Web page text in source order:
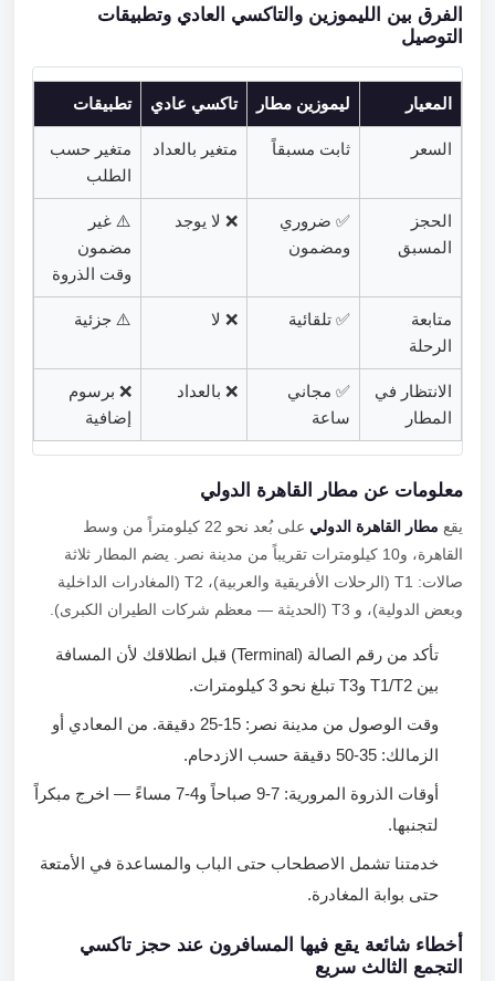
الفرق بين الليموزين والتاكسي العادي وتطبيقات
التوصيل
المعيار ليموزين مطار تاكسي عادي تطبيقات
السعر ثابت مسبقاً متغير بالعداد
متغير حسب
الطلب
الحجز
المسبق
✅ ضروري
ومضمون
❌ لا يوجد
⚠️ غير
مضمون
وقت الذروة
متابعة
الرحلة
✅ تلقائية ❌ لا ⚠️ جزئية
الانتظار في
المطار
✅ مجاني
ساعة
❌ بالعداد
❌ برسوم
إضافية
معلومات عن مطار القاهرة الدولي
يقعمطار القاهرة الدولي
على بُعد نحو 22 كيلومتراً من وسط
القاهرة، و10 كيلومترات تقريباً من مدينة نصر. يضم المطار ثلاثة
صالات: T1 (الرحلات الأفريقية والعربية)، T2 (المغادرات الداخلية
وبعض الدولية)، و T3 (الحديثة — معظم شركات الطيران الكبرى).
تأكد من رقم الصالة (Terminal) قبل انطلاقك لأن المسافة
بين T1/T2 وT3 تبلغ نحو 3 كيلومترات.
وقت الوصول من مدينة نصر: 15-25 دقيقة. من المعادي أو
الزمالك: 35-50 دقيقة حسب الازدحام.
أوقات الذروة المرورية: 7-9 صباحاً و4-7 مساءً — اخرج مبكراً
لتجنبها.
خدمتنا تشمل الاصطحاب حتى الباب والمساعدة في الأمتعة
حتى بوابة المغادرة.
أخطاء شائعة يقع فيها المسافرون عند حجز تاكسي
التجمع الثالث سريع